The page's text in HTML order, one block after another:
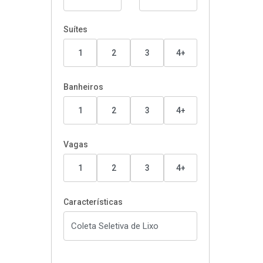
Suítes
1 2 3 4+
Banheiros
1 2 3 4+
Vagas
1 2 3 4+
Características